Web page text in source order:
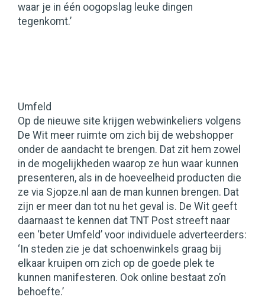
waar je in één oogopslag leuke dingen
tegenkomt.’
Umfeld
Op de nieuwe site krijgen webwinkeliers volgens
De Wit meer ruimte om zich bij de webshopper
onder de aandacht te brengen. Dat zit hem zowel
in de mogelijkheden waarop ze hun waar kunnen
presenteren, als in de hoeveelheid producten die
ze via Sjopze.nl aan de man kunnen brengen. Dat
zijn er meer dan tot nu het geval is. De Wit geeft
daarnaast te kennen dat TNT Post streeft naar
een ‘beter Umfeld’ voor individuele adverteerders:
‘In steden zie je dat schoenwinkels graag bij
elkaar kruipen om zich op de goede plek te
kunnen manifesteren. Ook online bestaat zo’n
behoefte.’